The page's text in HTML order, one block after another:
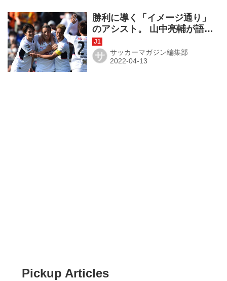
勝利に導く「イメージ通り」
のアシスト。 山中亮輔が語っ
た「絶対にゴールが決まる」
クロスの秘密【月間表彰イン
タビュー】
サ サッカーマガジン編集部
Pickup Articles